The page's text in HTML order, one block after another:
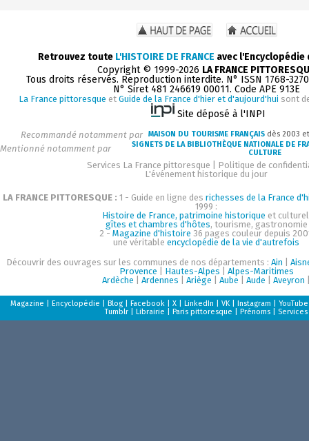
Retrouvez toute L'HISTOIRE DE FRANCE avec
Copyright © 1999-2026 LA FRANCE
Tous droits réservés. Reproduction interdite. N° ISSN 1768-
N° Siret 481 246619 00011. Code APE 913E
La France pittoresque et Guide de la France d'hier et d'aujourd'hui sont
Site déposé à l'INPI
Recommandé notamment par MAISON DU TOURISME FRANÇAIS dès 2003
Mentionné notamment par
SIGNETS DE LA BIBLIOTHÈQUE NATIONALE DE
CULTURE
Services La France pittoresque
Politique de
L'événement historique du jour
LA FRANCE PITTORESQUE : 1 - Guide en ligne des richesses de la France
1999 :
Histoire de France, patrimoine historique et
gîtes et chambres d'hôtes, tourisme, gastronomie
2 - Magazine d'histoire 36 pages couleur depuis
une véritableencyclopédie de la vie d'autrefois
Découvrir des ouvrages sur les communes de nos départements :Ain |
Provence
Hautes-Alpes
Alpes-Maritimes
Ardèche |Ardennes |Ariège |Aube |Aude |Aveyron
Magazine |Encyclopédie |Blog |Facebook |X |LinkedIn |VK |Instagram |YouTube
Tumblr |Librairie |Paris pittoresque |Prénoms Services